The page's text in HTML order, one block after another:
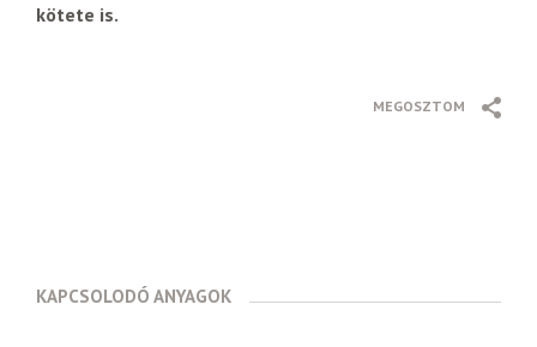
kötete is.
MEGOSZTOM
KAPCSOLODÓ ANYAGOK